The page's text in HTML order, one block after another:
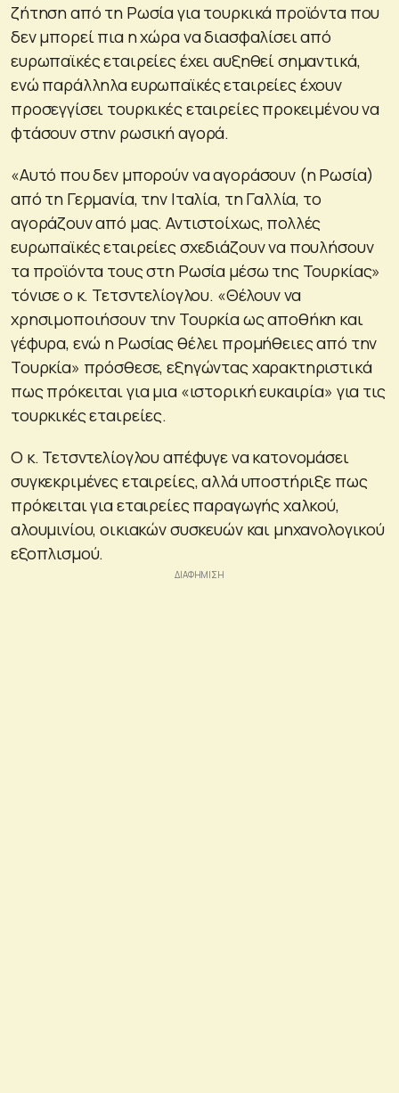
ζήτηση από τη Ρωσία για τουρκικά προϊόντα που
δεν μπορεί πια η χώρα να διασφαλίσει από
ευρωπαϊκές εταιρείες έχει αυξηθεί σημαντικά,
ενώ παράλληλα ευρωπαϊκές εταιρείες έχουν
προσεγγίσει τουρκικές εταιρείες προκειμένου να
φτάσουν στην ρωσική αγορά.
«Αυτό που δεν μπορούν να αγοράσουν (η Ρωσία)
από τη Γερμανία, την Ιταλία, τη Γαλλία, το
αγοράζουν από μας. Αντιστοίχως, πολλές
ευρωπαϊκές εταιρείες σχεδιάζουν να πουλήσουν
τα προϊόντα τους στη Ρωσία μέσω της Τουρκίας»
τόνισε ο κ. Τετσντελίογλου. «Θέλουν να
χρησιμοποιήσουν την Τουρκία ως αποθήκη και
γέφυρα, ενώ η Ρωσίας θέλει προμήθειες από την
Τουρκία» πρόσθεσε, εξηγώντας χαρακτηριστικά
πως πρόκειται για μια «ιστορική ευκαιρία» για τις
τουρκικές εταιρείες.
Ο κ. Τετσντελίογλου απέφυγε να κατονομάσει
συγκεκριμένες εταιρείες, αλλά υποστήριξε πως
πρόκειται για εταιρείες παραγωγής χαλκού,
αλουμινίου, οικιακών συσκευών και μηχανολογικού
εξοπλισμού.